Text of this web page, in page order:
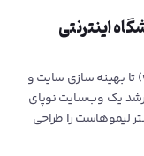
از تنوع سرویس‌های میزبانی وب (web hosting) تا بهینه‌ سازی سایت و
رشد یک وب‌سایت نوپای
لیموهاست را طراحی